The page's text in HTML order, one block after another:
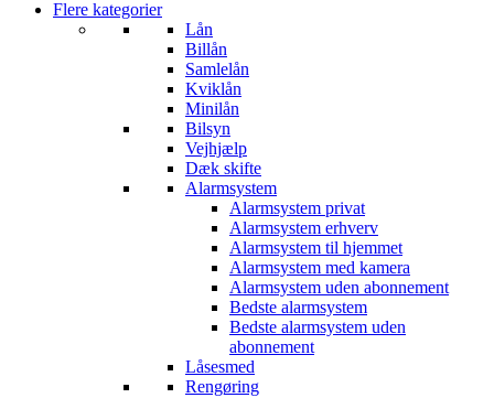
Flere kategorier
Lån
Billån
Samlelån
Kviklån
Minilån
Bilsyn
Vejhjælp
Dæk skifte
Alarmsystem
Alarmsystem privat
Alarmsystem erhverv
Alarmsystem til hjemmet
Alarmsystem med kamera
Alarmsystem uden abonnement
Bedste alarmsystem
Bedste alarmsystem uden
abonnement
Låsesmed
Rengøring